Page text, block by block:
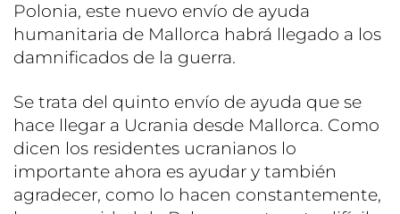
Polonia, este nuevo envío de ayuda
humanitaria de Mallorca habrá llegado a los
damnificados de la guerra.
Se trata del quinto envío de ayuda que se
hace llegar a Ucrania desde Mallorca. Como
dicen los residentes ucranianos lo
importante ahora es ayudar y también
agradecer, como lo hacen constantemente,